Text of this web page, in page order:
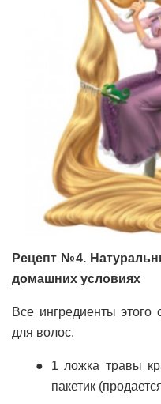
Рецепт №4.
домашних условиях
Все ингредиенты
для волос.
1 ложка травы
пакетик